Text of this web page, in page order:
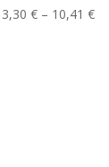
3,30 €– 10,41 €